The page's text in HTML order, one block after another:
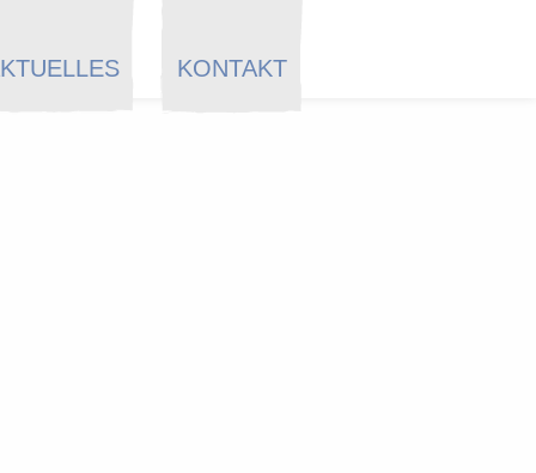
KONTAKT